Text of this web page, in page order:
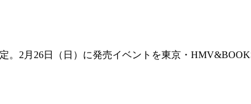
2月26日（日）に発売イベントを東京・